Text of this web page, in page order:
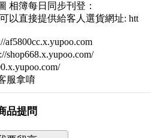
相簿每日同步刊登：
以直接提供給客人選貨網址: htt
服拿唷
品提問